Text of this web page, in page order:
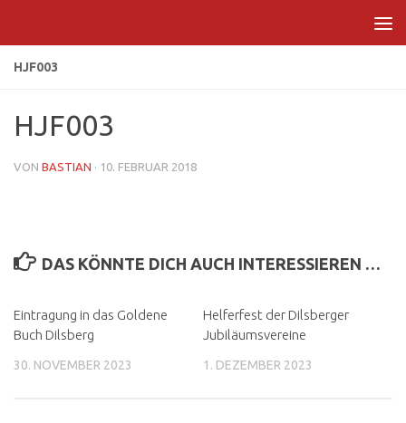
HJF003
HJF003
VON BASTIAN · 10. FEBRUAR 2018
DAS KÖNNTE DICH AUCH INTERESSIEREN …
Eintragung in das Goldene
Buch Dilsberg
30. NOVEMBER 2023
Helferfest der Dilsberger
Jubiläumsvereine
1. DEZEMBER 2023